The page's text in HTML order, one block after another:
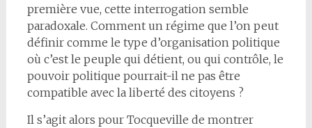
première vue, cette interrogation semble
paradoxale. Comment un régime que l’on peut
définir comme le type d’organisation politique
où c’est le peuple qui détient, ou qui contrôle, le
pouvoir politique pourrait-il ne pas être
compatible avec la liberté des citoyens ?
Il s’agit alors pour Tocqueville de montrer